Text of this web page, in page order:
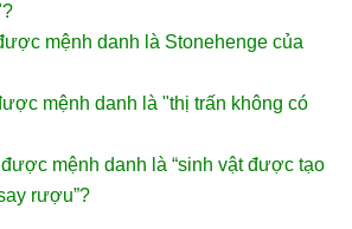
mệnh danh là Stonehenge của
mệnh danh là "thị trấn không có
mệnh danh là “sinh vật được tạo
rượu”?